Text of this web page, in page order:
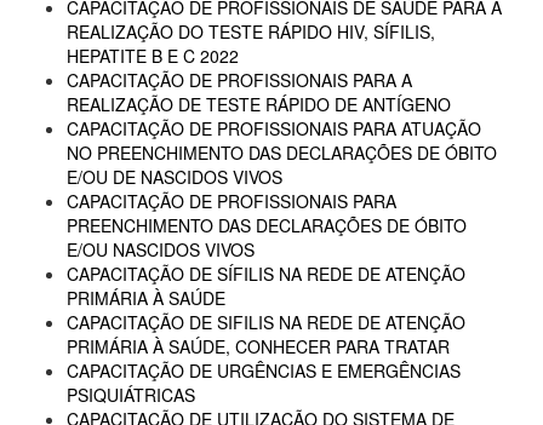
CAPACITAÇÃO DE PROFISSIONAIS DE SAÚDE PARA A
REALIZAÇÃO DO TESTE RÁPIDO HIV, SÍFILIS,
HEPATITE B E C 2022
CAPACITAÇÃO DE PROFISSIONAIS PARA A
REALIZAÇÃO DE TESTE RÁPIDO DE ANTÍGENO
CAPACITAÇÃO DE PROFISSIONAIS PARA ATUAÇÃO
NO PREENCHIMENTO DAS DECLARAÇÕES DE ÓBITO
E/OU DE NASCIDOS VIVOS
CAPACITAÇÃO DE PROFISSIONAIS PARA
PREENCHIMENTO DAS DECLARAÇÕES DE ÓBITO
E/OU NASCIDOS VIVOS
CAPACITAÇÃO DE SÍFILIS NA REDE DE ATENÇÃO
PRIMÁRIA À SAÚDE
CAPACITAÇÃO DE SIFILIS NA REDE DE ATENÇÃO
PRIMÁRIA À SAÚDE, CONHECER PARA TRATAR
CAPACITAÇÃO DE URGÊNCIAS E EMERGÊNCIAS
PSIQUIÁTRICAS
CAPACITAÇÃO DE UTILIZAÇÃO DO SISTEMA DE